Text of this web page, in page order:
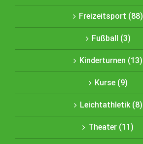
Freizeitsport (88)
Fußball (3)
Kinderturnen (13)
Kurse (9)
Leichtathletik (8)
Theater (11)